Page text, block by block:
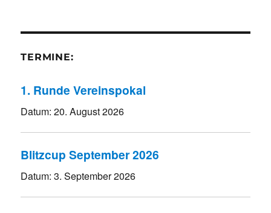
TERMINE:
1. Runde Vereinspokal
Datum:20. August 2026
Blitzcup September 2026
Datum:3. September 2026